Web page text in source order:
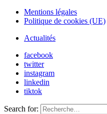
Mentions légales
Politique de cookies (UE)
Actualités
facebook
twitter
instagram
linkedin
tiktok
Search for: